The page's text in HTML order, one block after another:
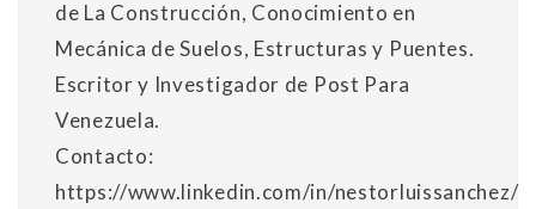
de La Construcción, Conocimiento en
Mecánica de Suelos, Estructuras y Puentes.
Escritor y Investigador de Post Para
Venezuela.
Contacto:
https://www.linkedin.com/in/nestorluissanchez/